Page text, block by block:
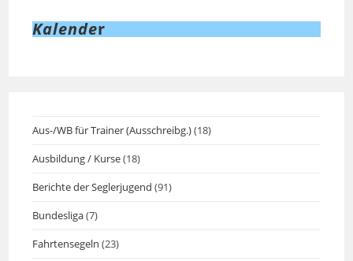
Kalender
Aus-/WB für Trainer (Ausschreibg.)(18)
Ausbildung / Kurse(18)
Berichte der Seglerjugend (91)
Bundesliga(7)
Fahrtensegeln (23)